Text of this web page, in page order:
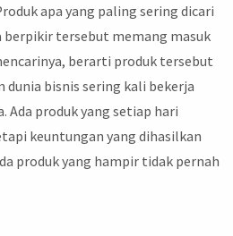
apa yang paling sering dicari
berpikir tersebut memang masuk
berarti produk tersebut
dunia bisnis sering kali bekerja
Ada produk yang setiap hari
keuntungan yang dihasilkan
produk yang hampir tidak pernah